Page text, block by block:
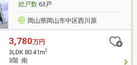
総戸数63戸
岡山県岡山市中区西川原
3,780万円
3LDK 80.41m2
3階 南